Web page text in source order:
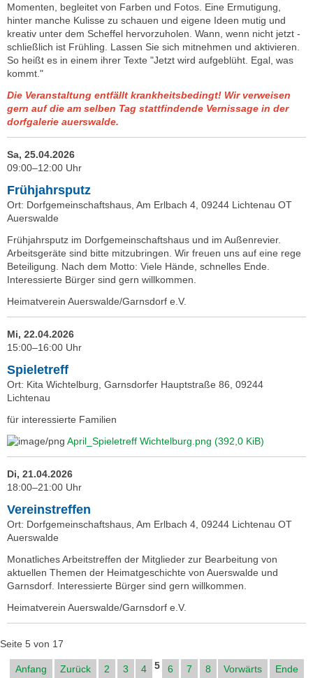
Momenten, begleitet von Farben und Fotos. Eine Ermutigung,
hinter manche Kulisse zu schauen und eigene Ideen mutig und
kreativ unter dem Scheffel hervorzuholen. Wann, wenn nicht jetzt -
schließlich ist Frühling. Lassen Sie sich mitnehmen und aktivieren.
So heißt es in einem ihrer Texte "Jetzt wird aufgeblüht. Egal, was
kommt."
Die Veranstaltung entfällt krankheitsbedingt! Wir verweisen
gern auf die am selben Tag stattfindende Vernissage in der
dorfgalerie auerswalde.
Sa, 25.04.2026
09:00–12:00 Uhr
Frühjahrsputz
Ort: Dorfgemeinschaftshaus, Am Erlbach 4, 09244 Lichtenau OT
Auerswalde
Frühjahrsputz im Dorfgemeinschaftshaus und im Außenrevier.
Arbeitsgeräte sind bitte mitzubringen. Wir freuen uns auf eine rege
Beteiligung. Nach dem Motto: Viele Hände, schnelles Ende.
Interessierte Bürger sind gern willkommen.
Heimatverein Auerswalde/Garnsdorf e.V.
Mi, 22.04.2026
15:00–16:00 Uhr
Spieletreff
Ort: Kita Wichtelburg, Garnsdorfer Hauptstraße 86, 09244
Lichtenau
für interessierte Familien
April_Spieletreff Wichtelburg.png (392,0 KiB)
Di, 21.04.2026
18:00–21:00 Uhr
Vereinstreffen
Ort: Dorfgemeinschaftshaus, Am Erlbach 4, 09244 Lichtenau OT
Auerswalde
Monatliches Arbeitstreffen der Mitglieder zur Bearbeitung von
aktuellen Themen der Heimatgeschichte von Auerswalde und
Garnsdorf. Interessierte Bürger sind gern willkommen.
Heimatverein Auerswalde/Garnsdorf e.V.
Seite 5 von 17
Anfang Zurück 2 3 4 5 6 7 8 Vorwärts Ende